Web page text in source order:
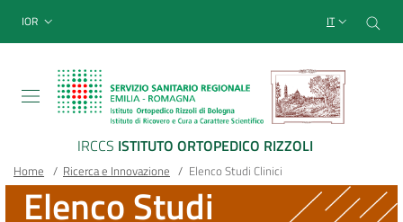
Sito Web Istituto
menu top-bar
IOR IT
IRCCS ISTITUTO ORTOPEDICO RIZZOLI
Main container
Briciole
di
Home / Ricerca e Innovazione / Elenco Studi Clinici
Elenco Studi